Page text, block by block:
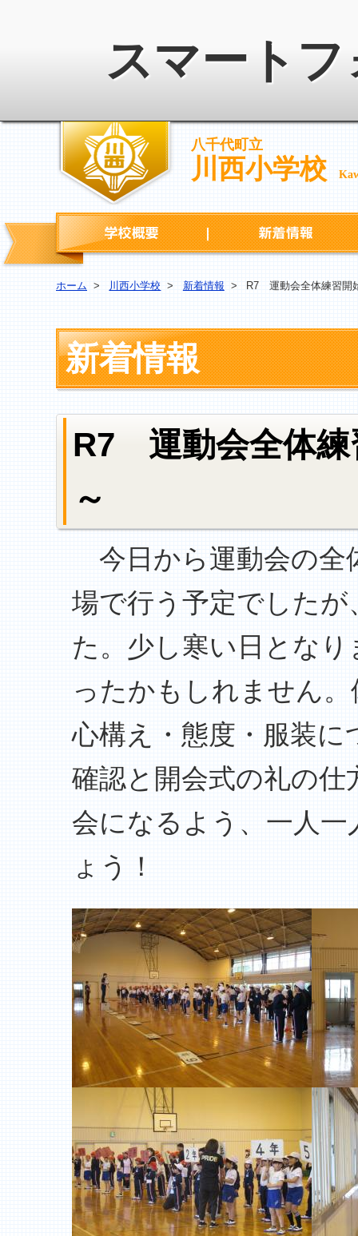
スマート
八千代町立
川西小学校
学校概要
ホーム > 川西小学校 > 新着情報 > R7 運動会全体練習開
新着情報
R7 運動会全体練
～
今日から運動会の全
場で行う予定でした
た。少し寒い日とな
ったかもしれません
心構え・態度・服装
確認と開会式の礼の
会になるよう、一人
ょう！